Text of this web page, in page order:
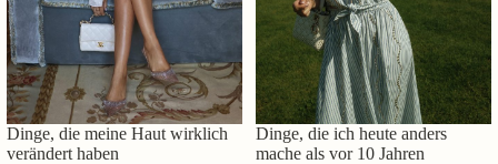
Dinge, die meine Haut wirklich
verändert haben
Dinge, die ich heute anders
mache als vor 10 Jahren